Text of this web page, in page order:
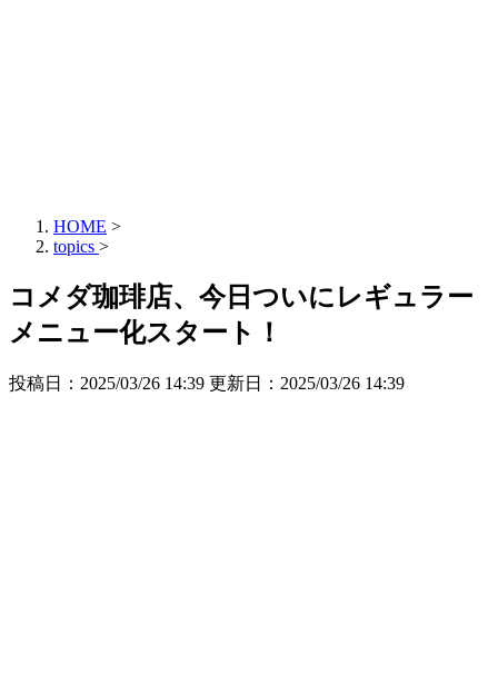
HOME >
topics >
コメダ珈琲店、今日ついにレギュラー
メニュー化スタート！
投稿日：2025/03/26 14:39 更新日： 2025/03/26 14:39